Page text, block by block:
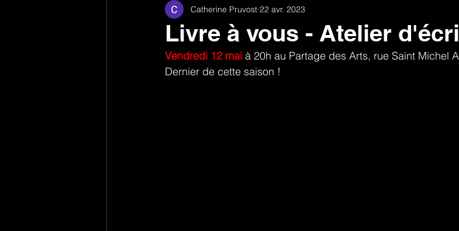
Livre à vous - Atelier
Catherine Pruvost 22 avr. 2023
Vendredi 12 mai à 20h au Partage des Arts, rue Saint Michel
Dernier de cette saison !